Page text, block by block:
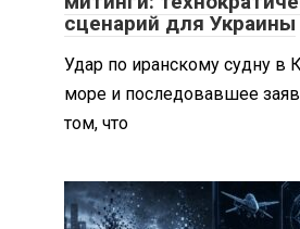
сценарий для Украины
Удар по иранскому судну в
море и последовавшее
том, что